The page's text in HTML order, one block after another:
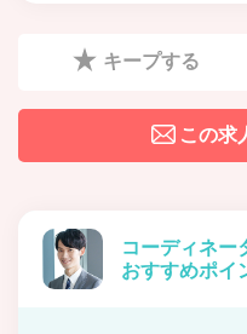
キープする
この求
コーディネー
おすすめポイ